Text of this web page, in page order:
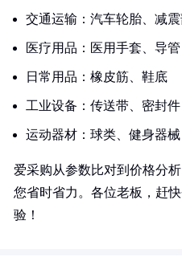
交通运输：汽车轮胎、减
医疗用品：医用手套、导管
日常用品：橡皮筋、鞋底
工业设备：传送带、密封件
运动器材：球类、健身器械
爱采购从参数比对到价格分
您省时省力。各位老板，赶
验！